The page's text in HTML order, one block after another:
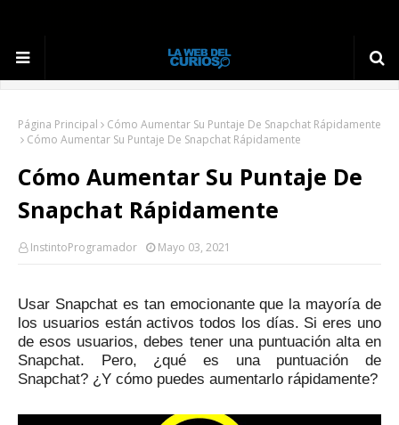
Página Principal
Cómo Aumentar Su Puntaje De Snapchat Rápidamente
Cómo Aumentar Su Puntaje De Snapchat Rápidamente
Cómo Aumentar Su Puntaje De
Snapchat Rápidamente
InstintoProgramador Mayo 03, 2021
Usar Snapchat es tan emocionante que la mayoría de
los usuarios están activos todos los días. Si eres uno
de esos usuarios, debes tener una puntuación alta en
Snapchat. Pero, ¿qué es una puntuación de
Snapchat? ¿Y cómo puedes aumentarlo rápidamente?